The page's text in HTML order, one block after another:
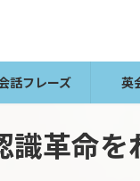
話フレーズ 英
識革命